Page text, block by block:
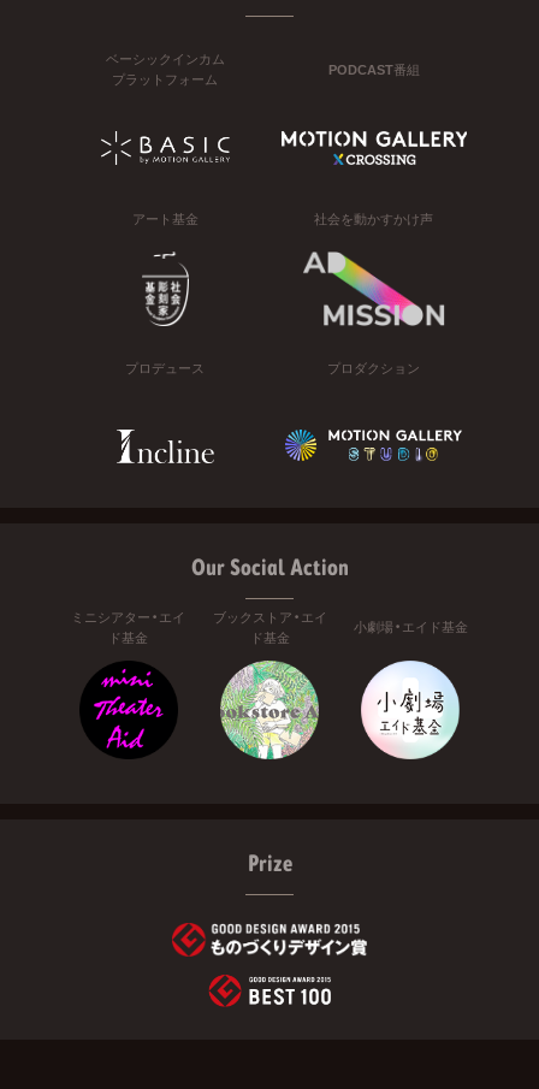
ベーシックインカム
プラットフォーム
PODCAST番組
アート基金 社会を動かすかけ声
プロデュース プロダクション
Our Social Action
ミニシアター・エイ
ド基金
ブックストア・エイ
ド基金
小劇場・エイド基金
Prize